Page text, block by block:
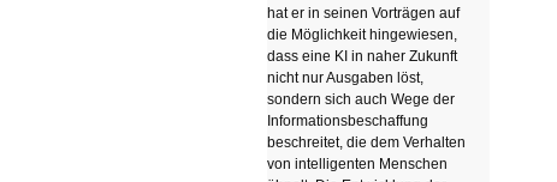
hat er in seinen Vorträgen auf
die Möglichkeit hingewiesen,
dass eine KI in naher Zukunft
nicht nur Ausgaben löst,
sondern sich auch Wege der
Informationsbeschaffung
beschreitet, die dem Verhalten
von intelligenten Menschen